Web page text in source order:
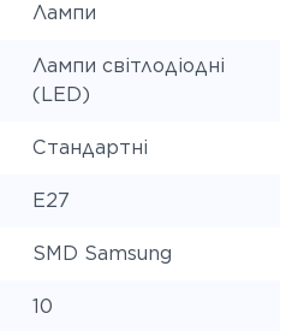
Лампи
Лампи світлодіодні
(LED)
Стандартні
E27
SMD Samsung
10